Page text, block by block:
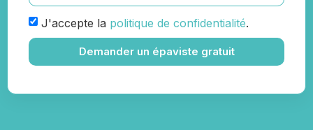
J'accepte la politique de confidentialité.
Demander un épaviste gratuit